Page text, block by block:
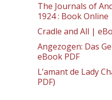
The Journals of
1924 : Book Online
Cradle and All |
Angezogen: Das
eBook PDF
L’amant de Lady
PDF)